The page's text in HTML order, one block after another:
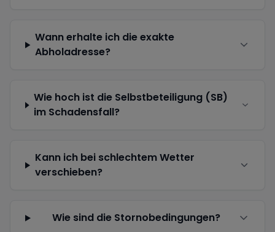
Wann erhalte ich die exakte
Abholadresse?
Wie hoch ist die Selbstbeteiligung (SB)
im Schadensfall?
Kann ich bei schlechtem Wetter
verschieben?
Wie sind die Stornobedingungen?